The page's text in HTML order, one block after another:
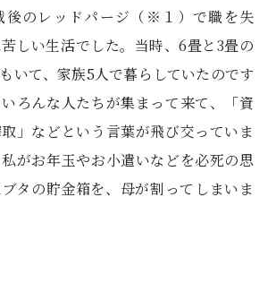
後のレッドパージ（※１）で職を失
しい生活でした。当時、6畳と3畳の
いて、家族5人で暮らしていたのです
ろんな人たちが集まって来て、「資
」などという言葉が飛び交っていま
がお年玉やお小遣いなどを必死の思
タの貯金箱を、母が割ってしまいま